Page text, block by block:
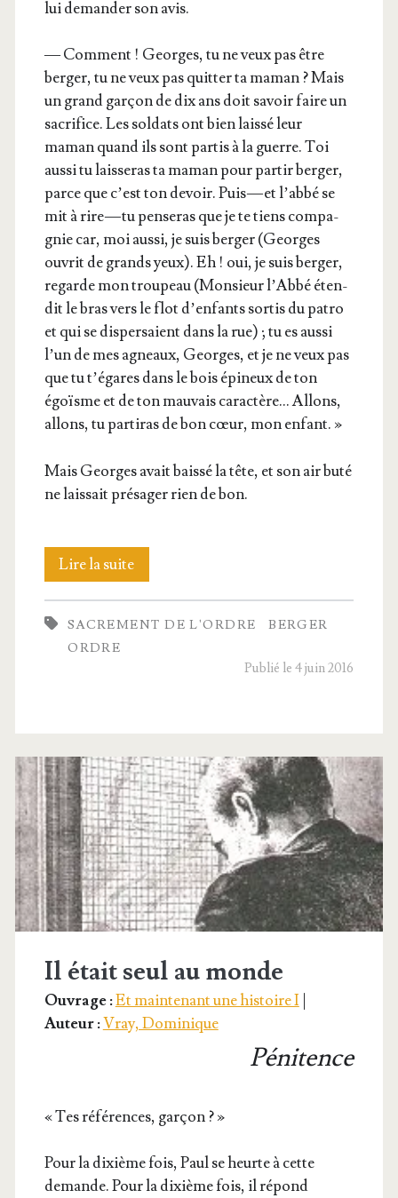
lui deman­der son avis.
— Com­ment ! Georges, tu ne veux pas être
ber­ger, tu ne veux pas quit­ter ta maman ? Mais
un grand gar­çon de dix ans doit savoir faire un
sacri­fice. Les sol­dats ont bien lais­sé leur
maman quand ils sont par­tis à la guerre. Toi
aus­si tu lais­se­ras ta maman pour par­tir ber­ger,
parce que c’est ton devoir. Puis — et l’ab­bé se
mit à rire — tu pen­se­ras que je te tiens com­pa­
gnie car, moi aus­si, je suis ber­ger (Georges
ouvrit de grands yeux). Eh ! oui, je suis ber­ger,
regarde mon trou­peau (Mon­sieur l’Ab­bé éten­
dit le bras vers le flot d’en­fants sor­tis du patro
et qui se dis­per­saient dans la rue) ; tu es aus­si
l’un de mes agneaux, Georges, et je ne veux pas
que tu t’é­gares dans le bois épi­neux de ton
égoïsme et de ton mau­vais carac­tère… Allons,
allons, tu par­ti­ras de bon cœur, mon enfant. »
Mais Georges avait bais­sé la tête, et son air buté
ne lais­sait pré­sa­ger rien de bon.
Lire la suiteÊtre
ber­
ger ? Non !
SACREMENT DE L'ORDRE
BERGER
ORDRE
Publié le 4 juin 2016
Il était seul au monde
Ouvrage :Et maintenant une histoire I
Auteur :Vray, Domi­nique
Pénitence
« Tes réfé­rences, garçon ? »
Pour la dixième fois, Paul se heurte à cette
demande. Pour la dixième fois, il répond